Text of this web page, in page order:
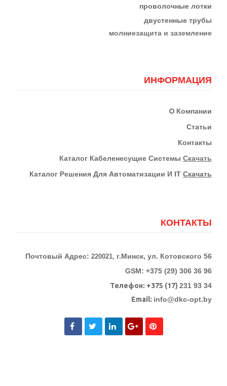
проволочные лотки
двустенные трубы
молниезащита и заземление
ИНФОРМАЦИЯ
О Компании
Статьи
Контакты
КАталог Кабеленесущие Системы Скачать
Каталог Решения Для Автоматизации И IT Скачать
КОНТАКТЫ
Почтовый Адрес: 220021, г.Минск, ул. Котовского 56
GSM: +375 (29) 306 36 96
Телефон: +375 (17) 231 93 34
Email: info@dkc-opt.by